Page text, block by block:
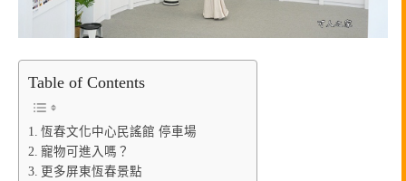
Table of Contents
恆春文化中心民謠館 停車場
寵物可進入嗎？
更多屏東恆春景點